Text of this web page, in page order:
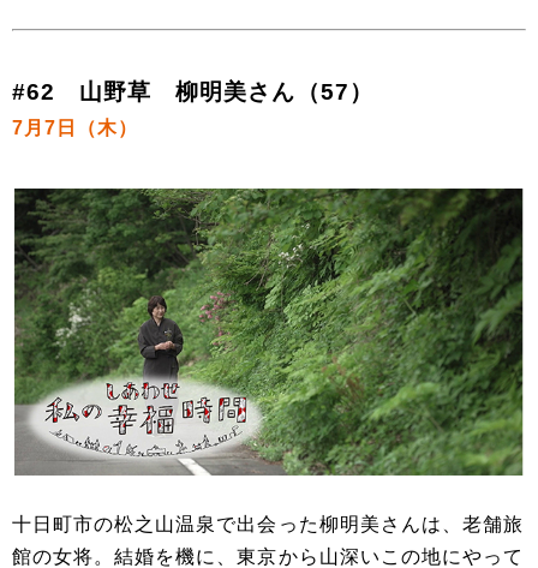
#62 山野草 柳明美さん（57）
7月7日（木）
十日町市の松之山温泉で出会った柳明美さんは、老舗旅
館の女将。結婚を機に、東京から山深いこの地にやって